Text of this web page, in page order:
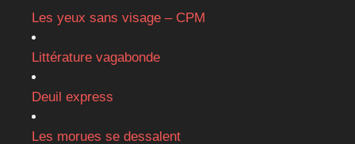
Les yeux sans visage – CPM
Littérature vagabonde
Deuil express
Les morues se dessalent